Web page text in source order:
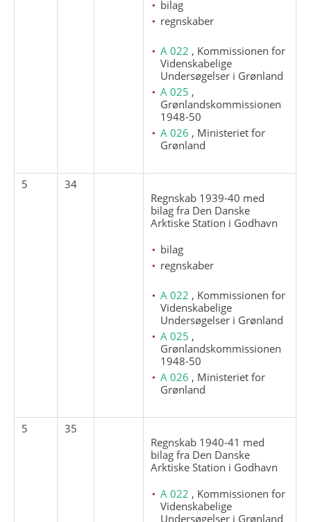
bilag
regnskaber
A 022 , Kommissionen for
Videnskabelige
Undersøgelser i Grønland
A 025 ,
Grønlandskommissionen
1948-50
A 026 , Ministeriet for
Grønland
5
34
Regnskab 1939-40 med
bilag fra Den Danske
Arktiske Station i Godhavn
bilag
regnskaber
A 022 , Kommissionen for
Videnskabelige
Undersøgelser i Grønland
A 025 ,
Grønlandskommissionen
1948-50
A 026 , Ministeriet for
Grønland
5
35
Regnskab 1940-41 med
bilag fra Den Danske
Arktiske Station i Godhavn
A 022 , Kommissionen for
Videnskabelige
Undersøgelser i Grønland